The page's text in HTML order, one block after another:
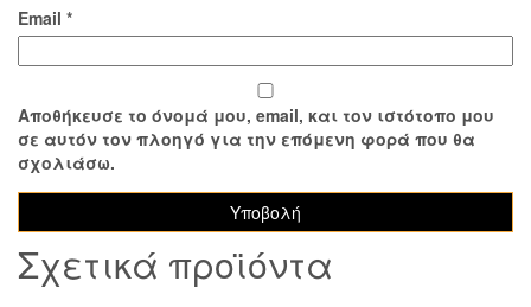
Email *
Αποθήκευσε το όνομά μου, email, και τον ιστότοπο μου
σε αυτόν τον πλοηγό για την επόμενη φορά που θα
σχολιάσω.
Σχετικά προϊόντα